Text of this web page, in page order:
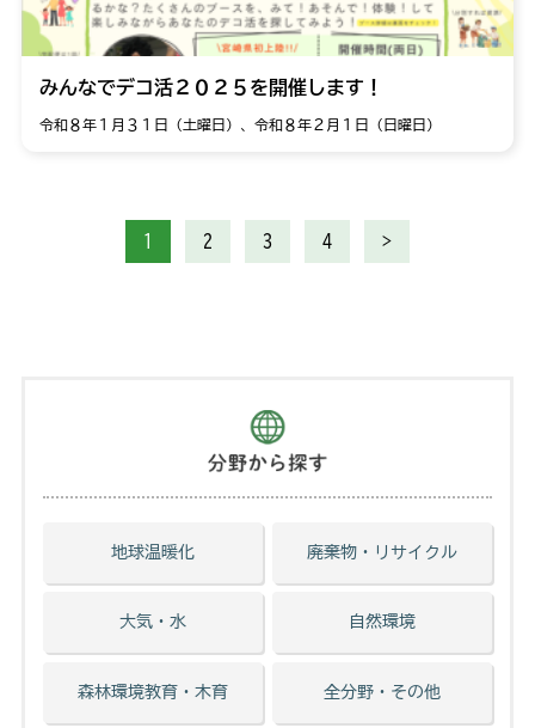
みんなでデコ活２０２５を開催します！
令和８年１月３１日（土曜日）、令和８年２月１日（日曜日）
1 2 3 4 >
地球温暖化 廃棄物・リサイクル
大気・水 自然環境
森林環境教育・木育 全分野・その他